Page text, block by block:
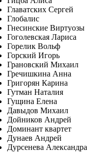
Главатских Сергей
Глобалис
Гнесинские Виртуозы
Гоголевская Лариса
Горелик Вольф
Горский Игорь
Грановский Михаил
Гречишкина Анна
Григорян Карина
Гутман Наталия
Гущина Елена
Давыдов Михаил
Дойников Андрей
Доминант квартет
Дунаев Андрей
Дурсенева Александра